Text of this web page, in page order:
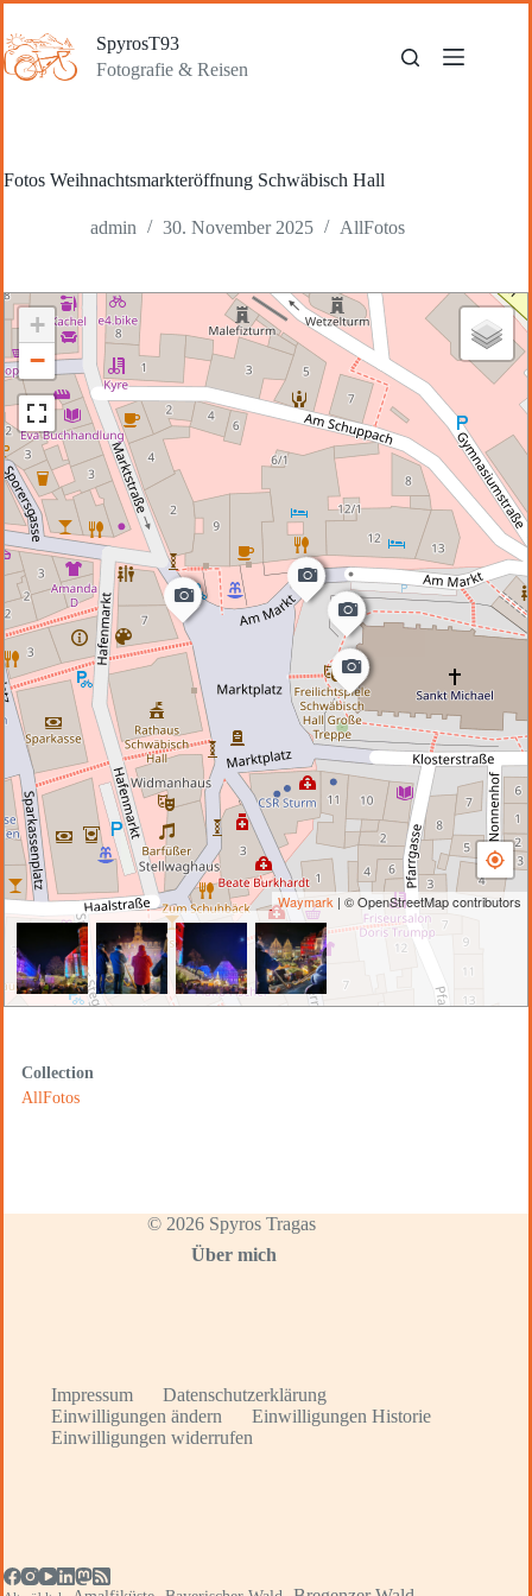
Inhalt
springen
SpyrosT93
Fotografie & Reisen
Fotos Weihnachtsmarkteröffnung Schwäbisch Hall
admin 30. November 2025 AllFotos
+
−
Waymark | © OpenStreetMap contributors
Collection
AllFotos
© 2026 Spyros Tragas
Über mich
Impressum
Datenschutzerklärung
Einwilligungen ändern
Einwilligungen Historie
Einwilligungen widerrufen